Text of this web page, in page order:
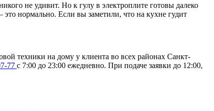
не удивит. Но к гулу в электроплите готовы далеко
нормально. Если вы заметили, что на кухне гудит
техники на дому у клиента во всех районах Санкт-
77 с 7:00 до 23:00 ежедневно. При подаче заявки до 12:00,